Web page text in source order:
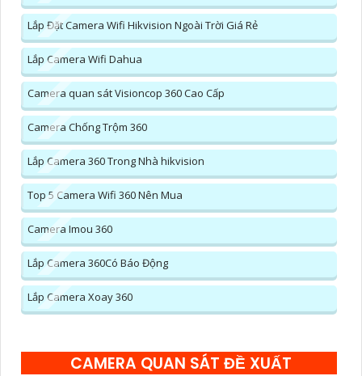
Lắp Đặt Camera Wifi Hikvision Ngoài Trời Giá Rẻ
Lắp Camera Wifi Dahua
Camera quan sát Visioncop 360 Cao Cấp
Camera Chống Trộm 360
Lắp Camera 360 Trong Nhà hikvision
Top 5 Camera Wifi 360 Nên Mua
Camera Imou 360
Lắp Camera 360Có Báo Động
Lắp Camera Xoay 360
CAMERA QUAN SÁT ĐỀ XUẤT